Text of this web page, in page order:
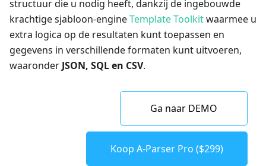
structuur die u nodig heeft, dankzij de ingebouwde
krachtige sjabloon-engineTemplate Toolkitwaarmee u
extra logica op de resultaten kunt toepassen en
gegevens in verschillende formaten kunt uitvoeren,
waaronder JSON, SQL en CSV.
Ga naar DEMO
Koop A-Parser Pro ($299)